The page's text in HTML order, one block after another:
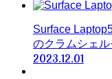
Surface
のクラムシェ
2023.12.01